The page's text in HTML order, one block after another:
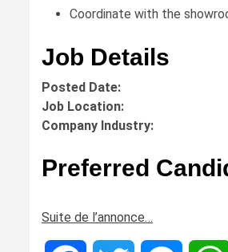
Coordinate with the
Job Details
Posted Date:
Job Location:
Company Industry:
Preferred
Suite de l’annonce…